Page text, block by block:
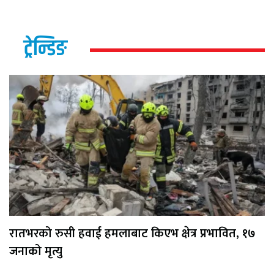
ट्रेन्डिङ
रातभरको रुसी हवाई हमलाबाट किएभ क्षेत्र प्रभावित, १७
जनाको मृत्यु